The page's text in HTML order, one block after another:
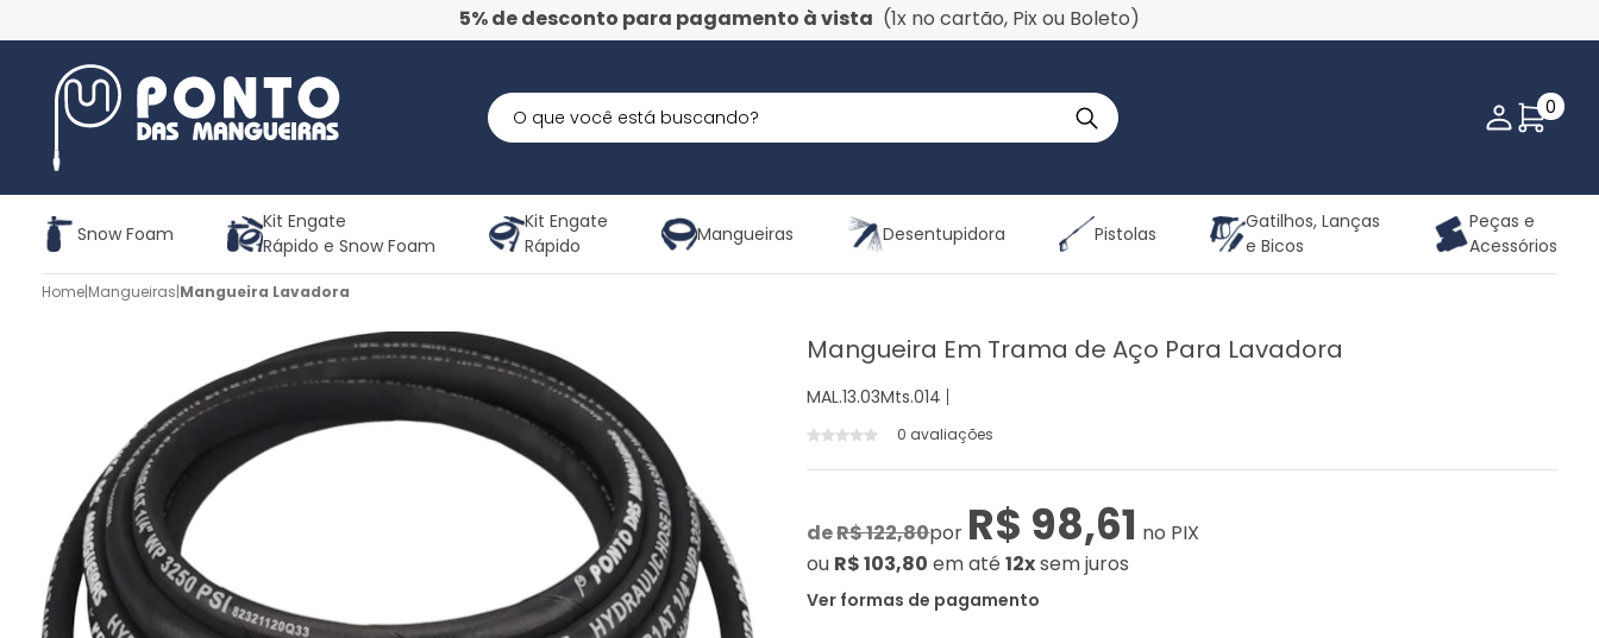
5% de desconto para pagamento à vista (1x no cartão, Pix ou Boleto)
Minha
0
Snow Foam
Kit Engate
Rápido e Snow Foam
Kit Engate
Rápido
Mangueiras Desentupidora Pistolas
Gatilhos, Lanças
e Bicos
Peças e
Acessórios
Home|Mangueiras|Mangueira Lavadora
Mangueira Em Trama de Aço Para Lavadora
MAL.13.03Mts.014
0 avaliações
deR$ 122,80por R$ 98,61 no PIX
ou R$ 103,80 em até 12xsem juros
Ver formas de pagamento